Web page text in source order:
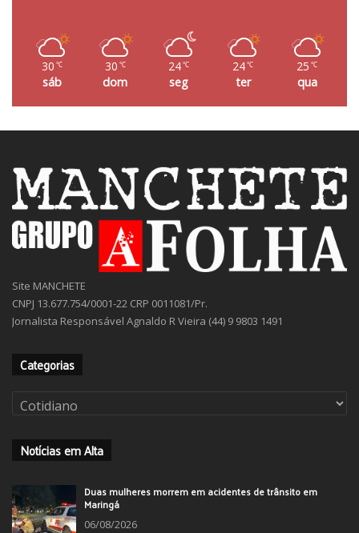
30 ℃
sáb
30 ℃
dom
24℃
seg
24℃
ter
25 ℃
qua
Site MANCHETE
CNPJ 13.677.754/0001-22 CRP 0011081/Pr.
Jornalista Responsável Agnaldo R Vieira (44) 9 9803 1491
Categorias
Categorias
Notícias em Alta
Duas mulheres morrem em acidentes de trânsito em
Maringá
06/08/2026